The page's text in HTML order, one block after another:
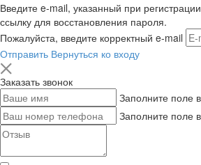
Введите e-mail, указанный при
ссылку для восстановления пароля.
Пожалуйста, введите корректный e-mail
Отправить Вернуться ко входу
Заказать звонок
Заполните поле
Заполните поле